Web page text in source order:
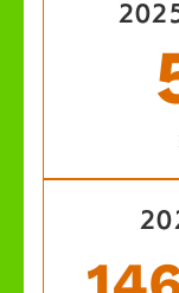
2025